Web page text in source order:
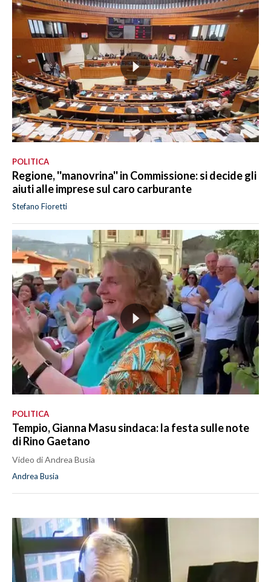
POLITICA
Regione, ''manovrina'' in Commissione: si decide gli
aiuti alle imprese sul caro carburante
Stefano Fioretti
POLITICA
Tempio, Gianna Masu sindaca: la festa sulle note
di Rino Gaetano
Video di Andrea Busia
Andrea Busia